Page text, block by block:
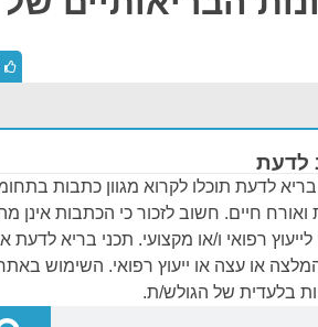
לדעת
לדעת תוכלו לקרוא מגוון כתבות
ואורח חיים. חשוב לזכור כי הכתבות אינן
רפואי ו/או מקצועי. תכני בריא לדעת
או עצה או ייעוץ רפואי. השימוש
בלעדית של הגולש/ת.